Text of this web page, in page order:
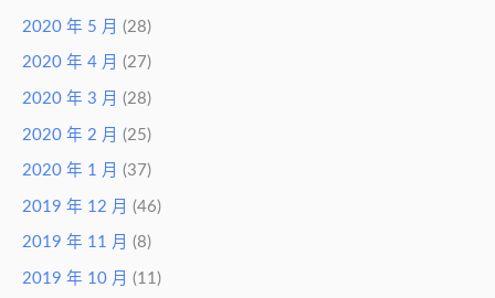
2020 年 5 月 (28)
2020 年 4 月 (27)
2020 年 3 月 (28)
2020 年 2 月 (25)
2020 年 1 月 (37)
2019 年 12 月 (46)
2019 年 11 月 (8)
2019 年 10 月 (11)